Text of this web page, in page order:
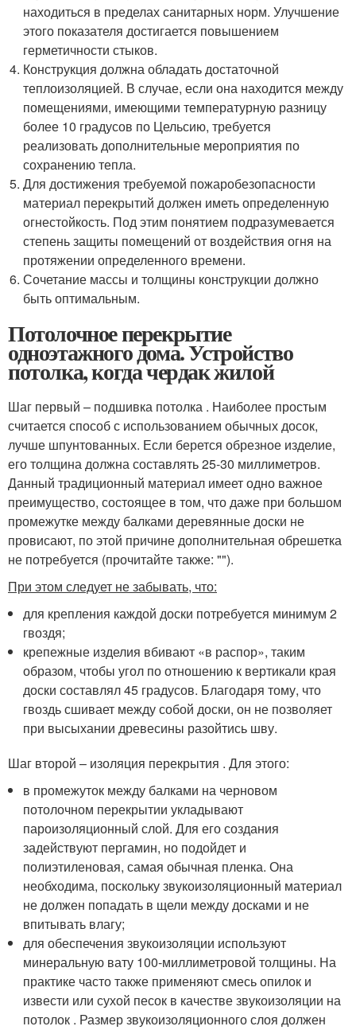
находиться в пределах санитарных норм. Улучшение
этого показателя достигается повышением
герметичности стыков.
Конструкция должна обладать достаточной
теплоизоляцией. В случае, если она находится между
помещениями, имеющими температурную разницу
более 10 градусов по Цельсию, требуется
реализовать дополнительные мероприятия по
сохранению тепла.
Для достижения требуемой пожаробезопасности
материал перекрытий должен иметь определенную
огнестойкость. Под этим понятием подразумевается
степень защиты помещений от воздействия огня на
протяжении определенного времени.
Сочетание массы и толщины конструкции должно
быть оптимальным.
Потолочное перекрытие
одноэтажного дома. Устройство
потолка, когда чердак жилой
Шаг первый – подшивка потолка . Наиболее простым
считается способ с использованием обычных досок,
лучше шпунтованных. Если берется обрезное изделие,
его толщина должна составлять 25-30 миллиметров.
Данный традиционный материал имеет одно важное
преимущество, состоящее в том, что даже при большом
промежутке между балками деревянные доски не
провисают, по этой причине дополнительная обрешетка
не потребуется (прочитайте также: "").
При этом следует не забывать, что:
для крепления каждой доски потребуется минимум 2
гвоздя;
крепежные изделия вбивают «в распор», таким
образом, чтобы угол по отношению к вертикали края
доски составлял 45 градусов. Благодаря тому, что
гвоздь сшивает между собой доски, он не позволяет
при высыхании древесины разойтись шву.
Шаг второй – изоляция перекрытия . Для этого:
в промежуток между балками на черновом
потолочном перекрытии укладывают
пароизоляционный слой. Для его создания
задействуют пергамин, но подойдет и
полиэтиленовая, самая обычная пленка. Она
необходима, поскольку звукоизоляционный материал
не должен попадать в щели между досками и не
впитывать влагу;
для обеспечения звукоизоляции используют
минеральную вату 100-миллиметровой толщины. На
практике часто также применяют смесь опилок и
извести или сухой песок в качестве звукоизоляции на
потолок . Размер звукоизоляционного слоя должен